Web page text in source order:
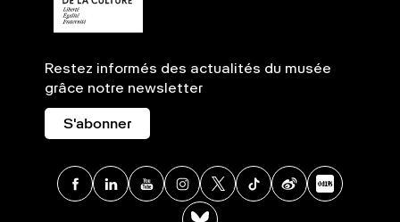
Restez informés des actualités du musée
grâce notre newsletter
S'abonner
Facebook
LinkedinYoutubeInstagram
X TikTokWeibo